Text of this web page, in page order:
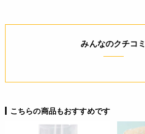
詳細
◆形態：合掌ガゼット
◆材質：バリアNY15/PE15/LL25
みんなのクチコミ
こちらの商品もおすすめです